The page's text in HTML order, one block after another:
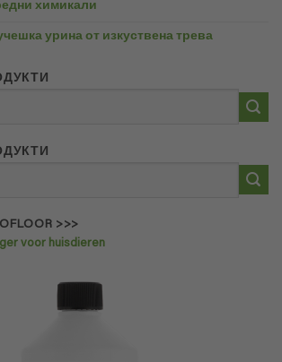
химикали
урина от изкуствена трева
>>>
voor huisdieren